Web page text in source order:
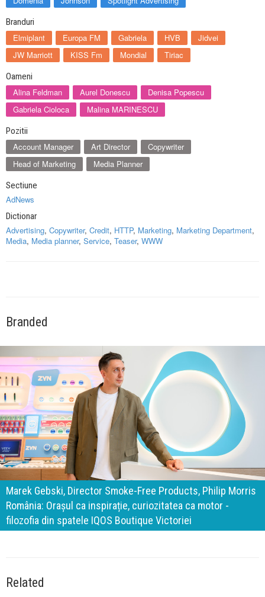
Branduri
Elmiplant Europa FM Gabriela HVB
Jidvei
JW Marriott
KISS Fm Mondial Tiriac
Oameni
Alina Feldman Aurel Donescu
Denisa Popescu
Gabriela Cioloca
Malina MARINESCU
Pozitii
Account Manager Art Director
Copywriter
Head of Marketing
Media Planner
Sectiune
AdNews
Dictionar
Advertising, Copywriter, Credit, HTTP, Marketing, Marketing Department,
Media, Media planner, Service, Teaser, WWW
Branded
140 de ani de Mercedes-Benz. Ramona Pîrlog: Cel mai
important „test al timpului” este să inovăm constant, dar
cu aceeași responsabilitate față de oameni, siguranță și
calitate
Related